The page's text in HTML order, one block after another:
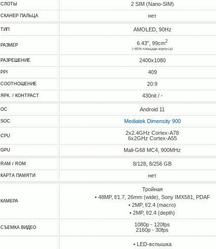
СЛОТЫ 2 SIM (Nano-SIM)
СКАНЕР ПАЛЬЦА нет
ТИП AMOLED, 90Hz
РАЗМЕР 6.43", 99cm2
(~85% площади корпуса)
РАЗРЕШЕНИЕ 2400x1080
PPI 409
СООТНОШЕНИЕ 20:9
ЯРК. / КОНТРАСТ 430nit / -
ОС Android 11
SOC Mediatek Dimensity 900
CPU
2x2.4GHz Cortex-A78
6x2GHz Cortex-A55
GPU Mali-G68 MC4, 900MHz
RAM / ROM 8/128, 8/256 GB
КАРТА ПАМЯТИ нет
КАМЕРА
Тройная
• 48MP, f/1.7, 26mm (wide), Sony IMX581, PDAF
• 2MP, f/2.4 (macro)
• 2MP, f/2.4 (depth)
СЪЕМКА ВИДЕО
1080p - 120fps
2160p - 30fps
• LED-вспышка